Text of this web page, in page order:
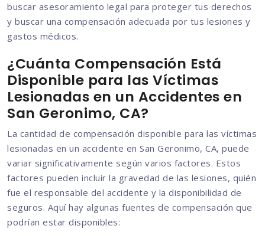
buscar asesoramiento legal para proteger tus derechos
y buscar una compensación adecuada por tus lesiones y
gastos médicos.
¿Cuánta Compensación Está
Disponible para las Víctimas
Lesionadas en un Accidentes en
San Geronimo, CA?
La cantidad de compensación disponible para las víctimas
lesionadas en un accidente en San Geronimo, CA, puede
variar significativamente según varios factores. Estos
factores pueden incluir la gravedad de las lesiones, quién
fue el responsable del accidente y la disponibilidad de
seguros. Aquí hay algunas fuentes de compensación que
podrían estar disponibles: